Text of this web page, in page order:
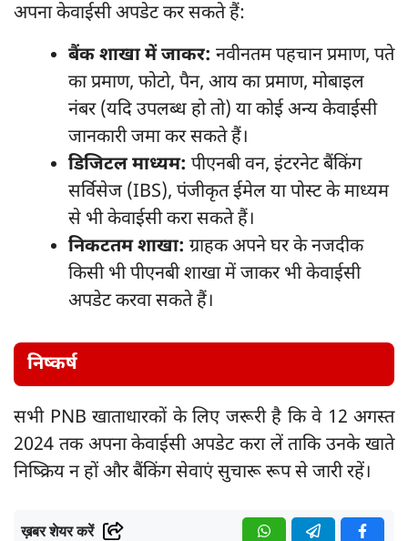
अपना केवाईसी अपडेट कर सकते हैं:
बैंक शाखा में जाकर: नवीनतम पहचान प्रमाण, पते
का प्रमाण, फोटो, पैन, आय का प्रमाण, मोबाइल
नंबर (यदि उपलब्ध हो तो) या कोई अन्य केवाईसी
जानकारी जमा कर सकते हैं।
डिजिटल माध्यम: पीएनबी वन, इंटरनेट बैंकिंग
सर्विसेज (IBS), पंजीकृत ईमेल या पोस्ट के माध्यम
से भी केवाईसी करा सकते हैं।
निकटतम शाखा: ग्राहक अपने घर के नजदीक
किसी भी पीएनबी शाखा में जाकर भी केवाईसी
अपडेट करवा सकते हैं।
निष्कर्ष
सभी PNB खाताधारकों के लिए जरूरी है कि वे 12 अगस्त
2024 तक अपना केवाईसी अपडेट करा लें ताकि उनके खाते
निष्क्रिय न हों और बैंकिंग सेवाएं सुचारू रूप से जारी रहें।
ख़बर शेयर करें